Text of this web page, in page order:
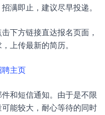
满即止，建议尽早投递。
下方链接直达报名页面，
上传最新的简历。
聘主页
和短信通知。由于是不限
能较大，耐心等待的同时